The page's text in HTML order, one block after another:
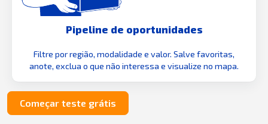
Pipeline de oportunidades
Filtre por região, modalidade e valor. Salve favoritas,
anote, exclua o que não interessa e visualize no mapa.
Começar teste grátis